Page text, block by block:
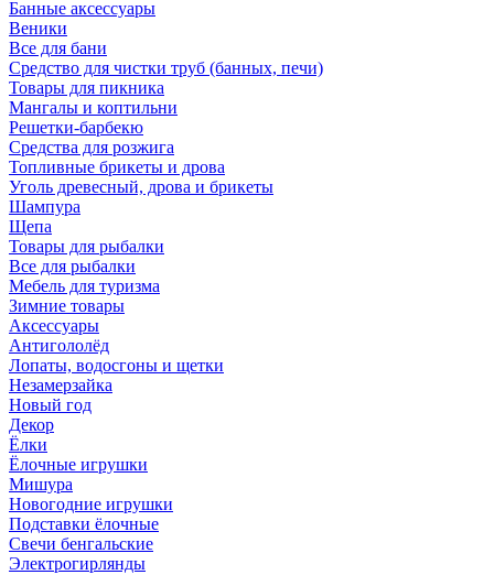
Банные аксессуары
Веники
Все для бани
Средство для чистки труб (банных, печи)
Товары для пикника
Мангалы и коптильни
Решетки-барбекю
Средства для розжига
Топливные брикеты и дрова
Уголь древесный, дрова и брикеты
Шампура
Щепа
Товары для рыбалки
Все для рыбалки
Мебель для туризма
Зимние товары
Аксессуары
Антигололёд
Лопаты, водосгоны и щетки
Незамерзайка
Новый год
Декор
Ёлки
Ёлочные игрушки
Мишура
Новогодние игрушки
Подставки ёлочные
Свечи бенгальские
Электрогирлянды